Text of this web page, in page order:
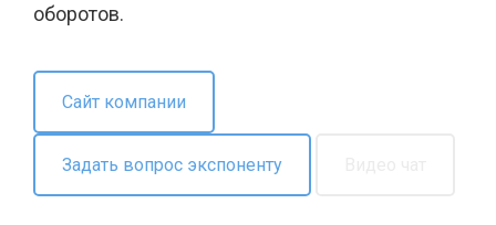
оборотов.
Сайт компании
Задать вопрос экспоненту